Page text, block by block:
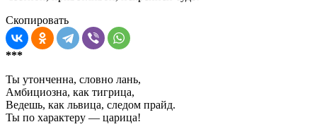
Скопировать
***
Ты утонченна, словно лань,
Амбициозна, как тигрица,
Ведешь, как львица, следом прайд.
Ты по характеру — царица!